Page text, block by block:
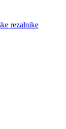
rezalnike